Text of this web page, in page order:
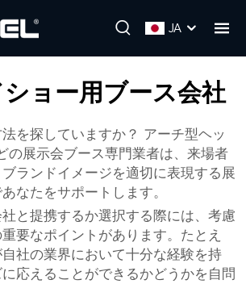
JA
ショー用ブース会社
を探していますか？ アーチ型ヘッ
の展示会ブース専門業者は、来場者
ランドイメージを適切に表現する展
なたをサポートします。
と提携するか選択する際には、考慮
要なポイントがあります。たとえ
社の業界において十分な経験を持
応えることができるかどうかを自問